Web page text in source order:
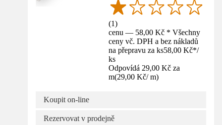
(1)
cenu — 58,00 Kč * Všechny
ceny vč. DPH a bez nákladů
na přepravu za ks58,00 Kč*/
ks
Odpovídá 29,00 Kč za
m(29,00 Kč/ m)
Koupit on-line
Rezervovat v prodejně